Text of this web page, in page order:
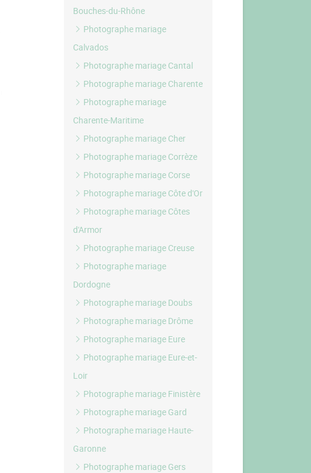
Bouches-du-Rhône
Photographe mariage
Calvados
Photographe mariage Cantal
Photographe mariage Charente
Photographe mariage
Charente-Maritime
Photographe mariage Cher
Photographe mariage Corrèze
Photographe mariage Corse
Photographe mariage Côte d'Or
Photographe mariage Côtes
d'Armor
Photographe mariage Creuse
Photographe mariage
Dordogne
Photographe mariage Doubs
Photographe mariage Drôme
Photographe mariage Eure
Photographe mariage Eure-et-
Loir
Photographe mariage Finistère
Photographe mariage Gard
Photographe mariage Haute-
Garonne
Photographe mariage Gers